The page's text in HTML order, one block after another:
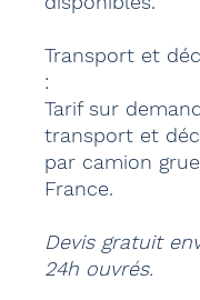
Transport et
:
Tarif sur
transport et
par camion
France.
Devis gratuit
24h ouvrés.